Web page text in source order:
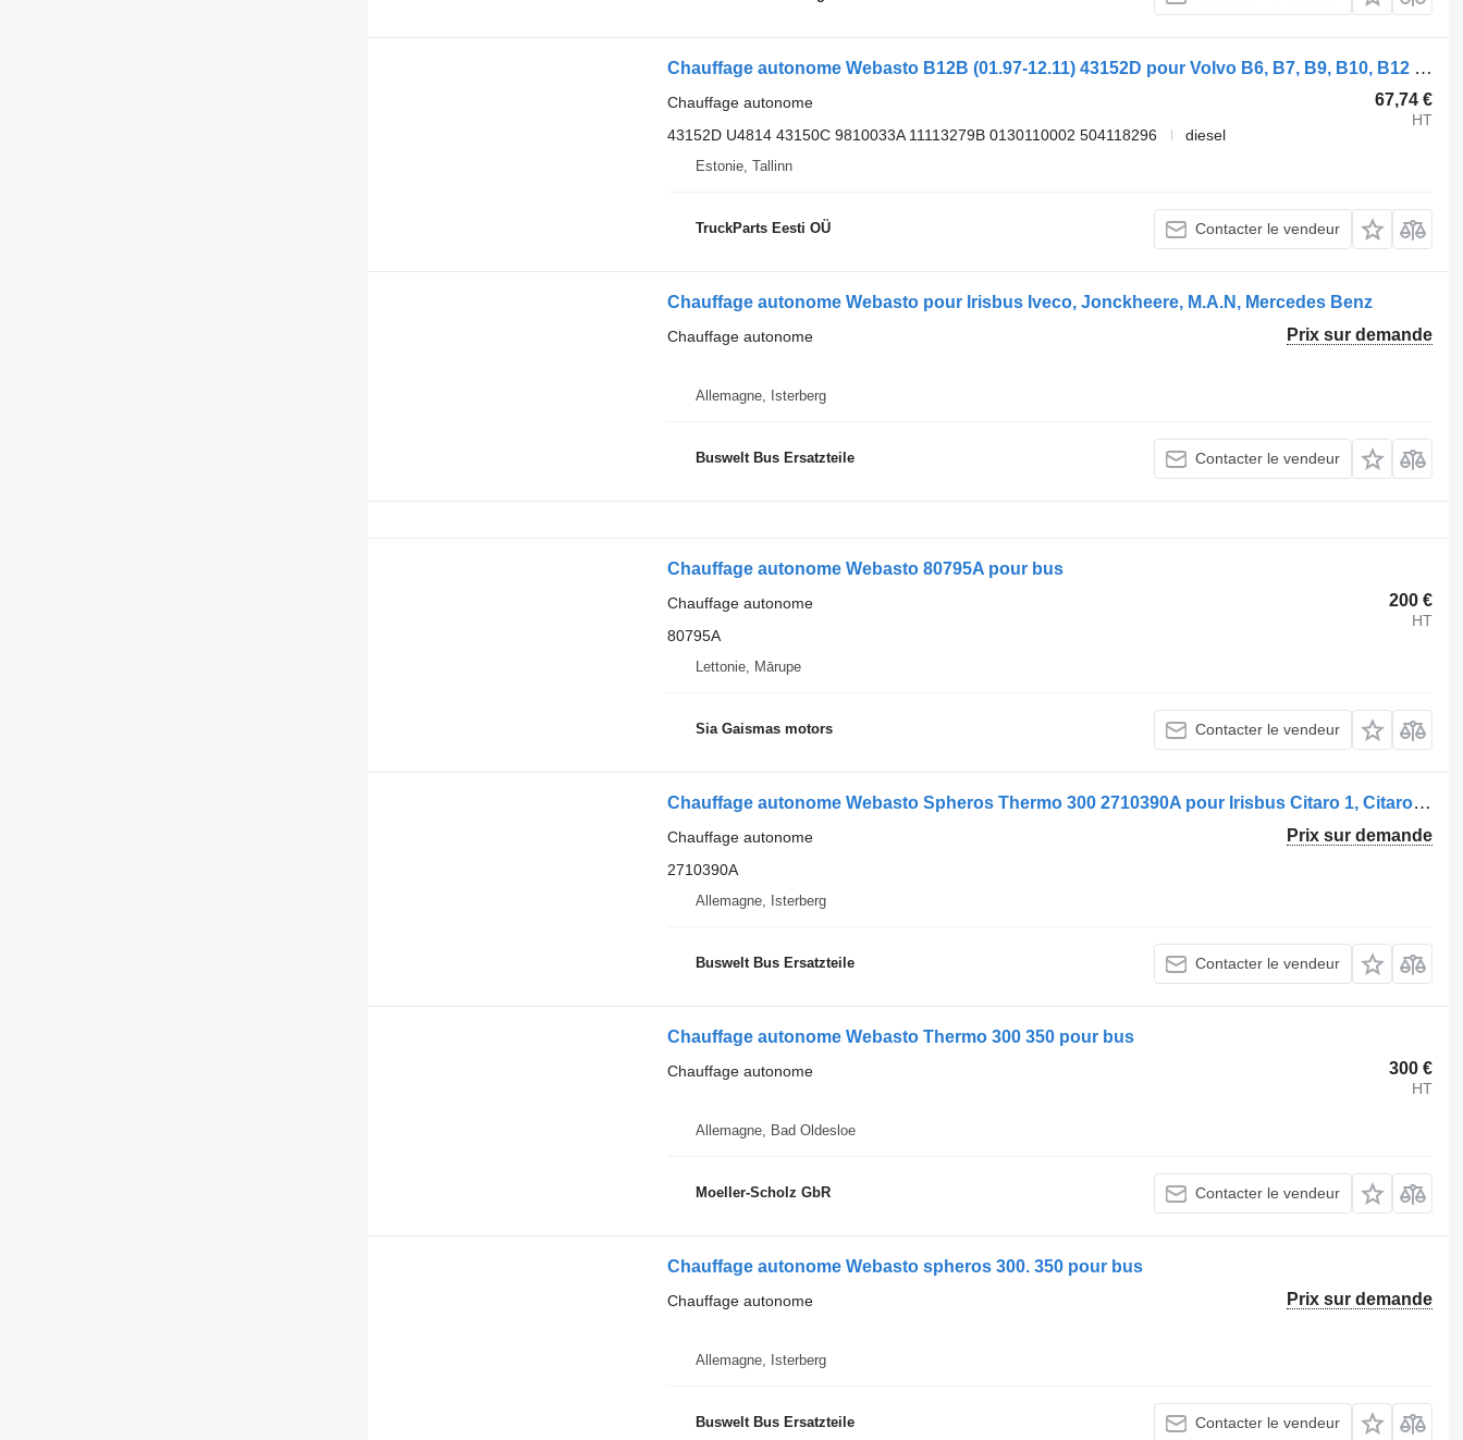
Chauffage autonome Webasto B12B (01.97-12.11) 43152D pour Volvo B6, B7, B9, B10, B12 bus (1978-2011)
67,74 €
HT
Chauffage autonome
43152D U4814 43150C 9810033A 11113279B 0130110002 504118296
diesel
Estonie, Tallinn
TruckParts Eesti OÜ Contacter le vendeur
Chauffage autonome Webasto pour Irisbus Iveco, Jonckheere, M.A.N, Mercedes Benz
Prix sur demande
Chauffage autonome
Allemagne, Isterberg
Buswelt Bus Ersatzteile Contacter le vendeur
Chauffage autonome Webasto 80795A pour bus
200 €
HT
Chauffage autonome
80795A
Lettonie, Mārupe
Sia Gaismas motors Contacter le vendeur
Chauffage autonome Webasto Spheros Thermo 300 2710390A pour Irisbus Citaro 1, Citaro 2, Conecto, Integro, Intouro, O350, Tourismo, Travego
Prix sur demande
Chauffage autonome
2710390A
Allemagne, Isterberg
Buswelt Bus Ersatzteile Contacter le vendeur
Chauffage autonome Webasto Thermo 300 350 pour bus
300 €
HT
Chauffage autonome
Allemagne, Bad Oldesloe
Moeller-Scholz GbR Contacter le vendeur
Chauffage autonome Webasto spheros 300. 350 pour bus
Prix sur demande
Chauffage autonome
Allemagne, Isterberg
Buswelt Bus Ersatzteile Contacter le vendeur